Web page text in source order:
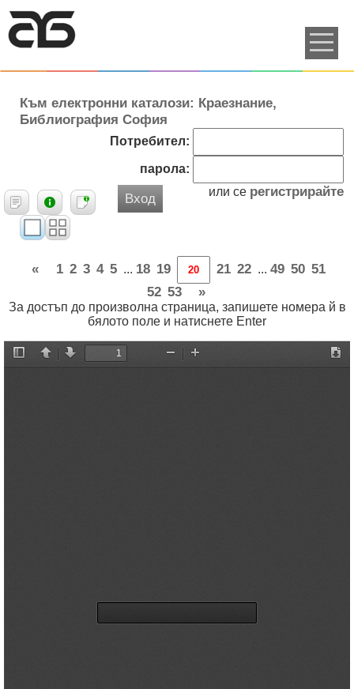
Към електронни каталози: Краезнание,
Библиография София
Потребител:
парола:
Вход или се регистрирайте
« 1 2 3 4 5 ... 18 19 21 22 ... 49 50 51
52 53 »
За достъп до произволна страница, запишете номера й в
бялото поле и натиснете Enter